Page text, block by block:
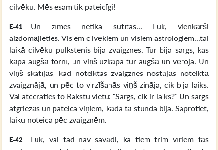
cilvēku. Mēs esam tik pateicīgi!
E-41
Un zīmes netika sūtītas... Lūk, vienkārši
aizdomājieties. Visiem cilvēkiem un visiem astrologiem...tai
laikā cilvēku pulkstenis bija zvaigznes. Tur bija sargs, kas
kāpa augšā tornī, un viņš uzkāpa tur augšā un vēroja. Un
viņš skatījās, kad noteiktas zvaigznes nostājās noteiktā
zvaigznājā, un pēc to virzīšanās viņš zināja, cik bija laiks.
Vai atceraties to Rakstu vietu: “Sargs, cik ir laiks?” Un sargs
atgriezās un pateica viņiem, kāda tā stunda bija. Saprotiet,
laiku noteica pēc zvaigznēm.
E-42
Lūk, vai tad nav savādi, ka tiem trim vīriem tās